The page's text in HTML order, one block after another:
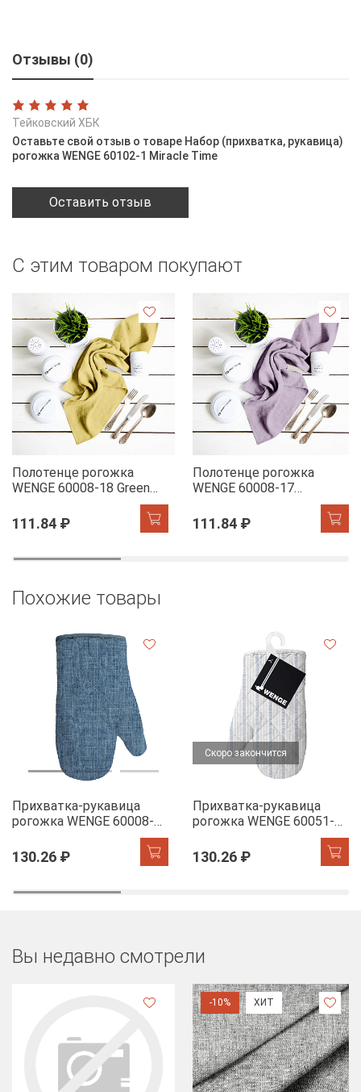
Отзывы (0)
Тейковский ХБК
Оставьте свой отзыв о товаре Набор (прихватка, рукавица)
рогожка WENGE 60102-1 Miracle Time
Оставить отзыв
С этим товаром покупают
Полотенце рогожка
WENGE 60008-18 Green
111.84 ₽
Полотенце рогожка
WENGE 60008-17
111.84 ₽
Похожие товары
Прихватка-рукавица
рогожка WENGE 60008-11
130.26 ₽
Скоро закончится
Прихватка-рукавица
рогожка WENGE 60051-1
130.26 ₽
Вы недавно смотрели
-10% ХИТ